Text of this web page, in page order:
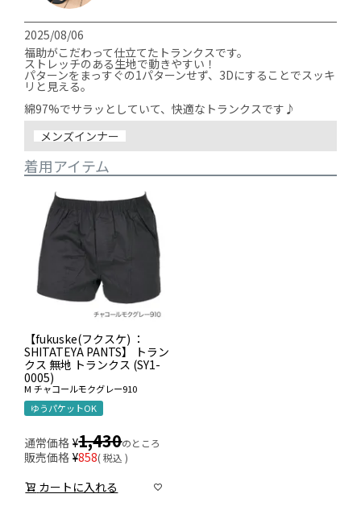
2025/08/06
福助がこだわって仕立てたトランクスです。
ストレッチのある生地で動きやすい！
パターンをまっすぐの1パターンせず、3Dにすることでスッキ
リと見える。
綿97%でサラッとしていて、快適なトランクスです♪
メンズインナー
着用アイテム
【fukuske(フクスケ) ：
SHITATEYA PANTS】 トラン
クス 無地 トランクス (SY1-
0005)
M チャコールモクグレー910
ゆうパケットOK
通常価格 ¥1,430のところ
販売価格 ¥858 税込
カートに入れる